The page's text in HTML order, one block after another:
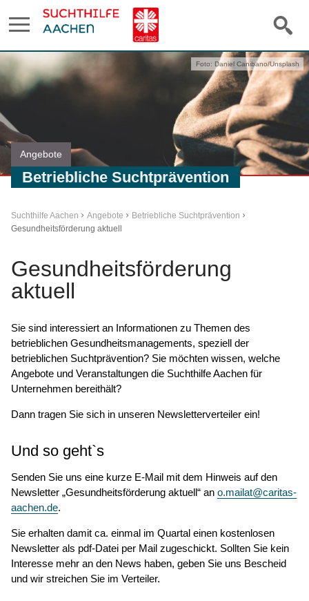
Angebote
Betriebliche Suchtprävention
Foto: Daniel Canibano/Unsplash
Suchthilfe Aachen Angebote
Betriebliche Suchtprävention
Gesundheitsförderung aktuell
Gesundheitsförderung
aktuell
Sie sind interessiert an Informationen zu Themen des
betrieblichen Gesundheitsmanagements, speziell der
betrieblichen Suchtprävention? Sie möchten wissen, welche
Angebote und Veranstaltungen die Suchthilfe Aachen für
Unternehmen bereithält?
Dann tragen Sie sich in unseren Newsletterverteiler ein!
Und so geht`s
Senden Sie uns eine kurze E-Mail mit dem Hinweis auf den
Newsletter „Gesundheitsförderung aktuell“ an o.mailat@caritas-
aachen.de.
Sie erhalten damit ca. einmal im Quartal einen kostenlosen
Newsletter als pdf-Datei per Mail zugeschickt. Sollten Sie kein
Interesse mehr an den News haben, geben Sie uns Bescheid
und wir streichen Sie im Verteiler.